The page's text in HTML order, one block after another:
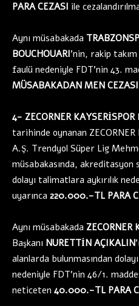
PARA CEZASI ile
Aynı müsabakada
BOUCHOUARI’nin, rakip
faulü nedeniyle FDT’nin 43.
MÜSABAKADAN MEN CEZASI
4- ZECORNER KAYSERİSPOR
tarihinde oynanan
A.Ş. Trendyol Süper Lig
müsabakasında,
dolayı talimatlara aykırılık
uyarınca 220.000.-TL PARA
Aynı müsabakada ZECORNER
Başkanı NURETTİN AÇIKALIN
alanlarda bulunmasından
nedeniyle FDT’nin 46/1.
neticeten 40.000.-TL PARA